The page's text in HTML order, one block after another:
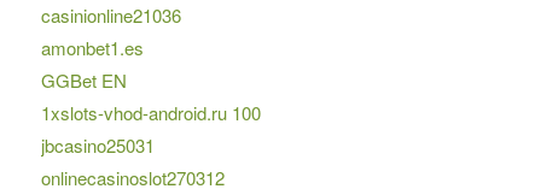
casinionline21036
amonbet1.es
GGBet EN
1xslots-vhod-android.ru 100
jbcasino25031
onlinecasinoslot270312